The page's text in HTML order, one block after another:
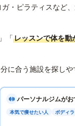
・ピラティスなど
」「レッスンで体を動
に合う施設を探しや
パーソナルジムがお
本気で痩せたい人 ボディ